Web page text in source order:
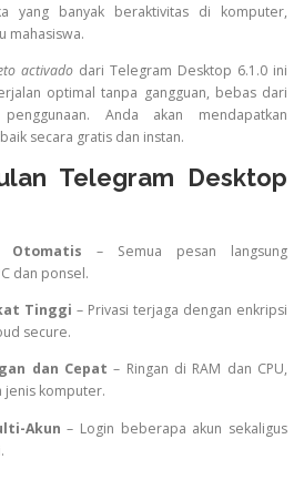
yang banyak beraktivitas di komputer,
mahasiswa.
activado dari Telegram Desktop 6.1.0 ini
optimal tanpa gangguan, bebas dari
Anda akan mendapatkan
secara gratis dan instan.
Telegram Desktop
Otomatis – Semua pesan langsung
dan ponsel.
Tinggi – Privasi terjaga dengan enkripsi
secure.
dan Cepat – Ringan di RAM dan CPU,
jenis komputer.
Akun – Login beberapa akun sekaligus